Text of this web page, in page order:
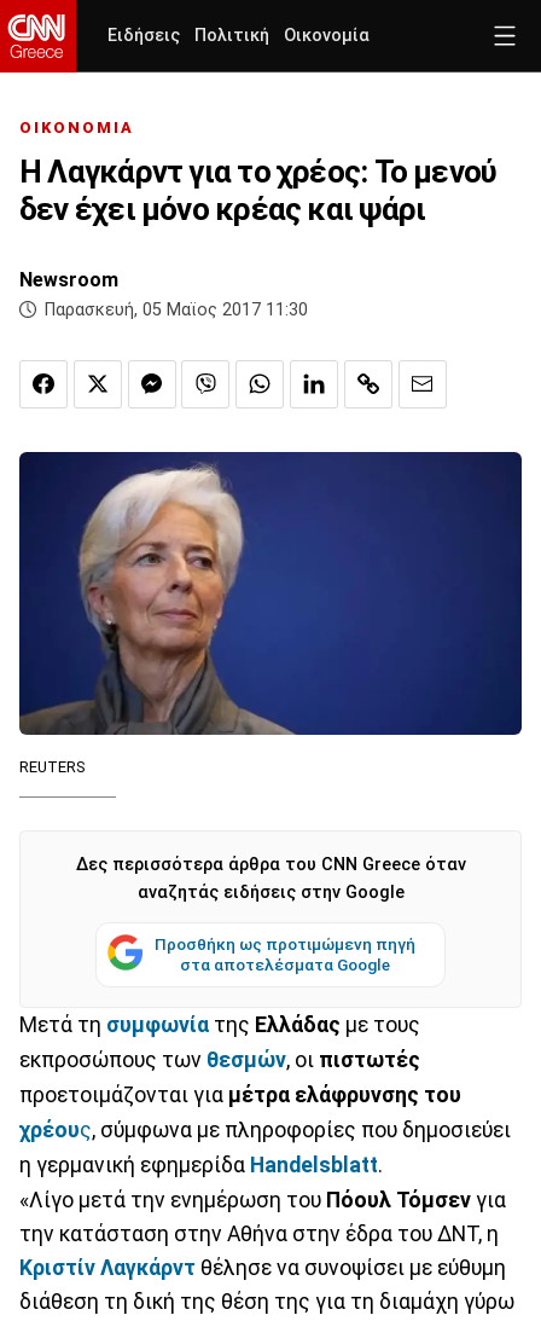
Ειδήσεις Πολιτική Οικονομία
ΟΙΚΟΝΟΜΙΑ
Η Λαγκάρντ για το χρέος: Το μενού
δεν έχει μόνο κρέας και ψάρι
Newsroom
Παρασκευή, 05 Μαϊος 2017 11:30
REUTERS
Δες περισσότερα άρθρα του CNN Greece όταν
αναζητάς ειδήσεις στην Google
Προσθήκη ως προτιμώμενη πηγή
στα αποτελέσματα Google
Μετά τη συμφωνία της Ελλάδας με τους
εκπροσώπους των θεσμών, οι πιστωτές
προετοιμάζονται για μέτρα ελάφρυνσης του
χρέους, σύμφωνα με πληροφορίες που δημοσιεύει
η γερμανική εφημερίδα Handelsblatt.
«Λίγο μετά την ενημέρωση του Πόουλ Τόμσεν για
την κατάσταση στην Αθήνα στην έδρα του ΔΝΤ, η
Κριστίν Λαγκάρντ θέλησε να συνοψίσει με εύθυμη
διάθεση τη δική της θέση της για τη διαμάχη γύρω